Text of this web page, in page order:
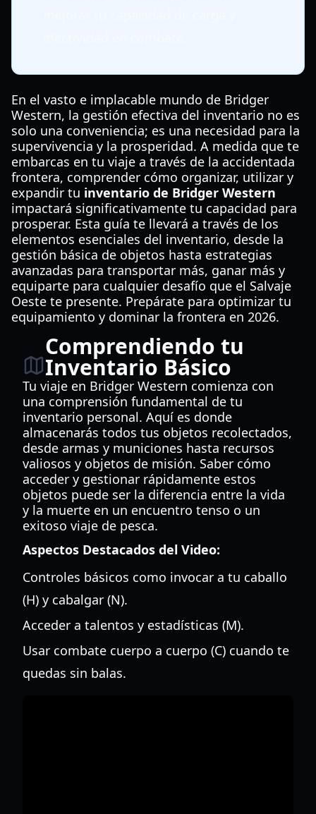
En el vasto e implacable mundo de Bridger
Western, la gestión efectiva del inventario no es
solo una conveniencia; es una necesidad para la
supervivencia y la prosperidad. A medida que te
embarcas en tu viaje a través de la accidentada
frontera, comprender cómo organizar, utilizar y
expandir tu inventario de Bridger Western
impactará significativamente tu capacidad para
prosperar. Esta guía te llevará a través de los
elementos esenciales del inventario, desde la
gestión básica de objetos hasta estrategias
avanzadas para transportar más, ganar más y
equiparte para cualquier desafío que el Salvaje
Oeste te presente. Prepárate para optimizar tu
equipamiento y dominar la frontera en 2026.
Comprendiendo tu
Inventario Básico
Tu viaje en Bridger Western comienza con
una comprensión fundamental de tu
inventario personal. Aquí es donde
almacenarás todos tus objetos recolectados,
desde armas y municiones hasta recursos
valiosos y objetos de misión. Saber cómo
acceder y gestionar rápidamente estos
objetos puede ser la diferencia entre la vida
y la muerte en un encuentro tenso o un
exitoso viaje de pesca.
Aspectos Destacados del Video:
Controles básicos como invocar a tu caballo
(H) y cabalgar (N).
Acceder a talentos y estadísticas (M).
Usar combate cuerpo a cuerpo (C) cuando te
quedas sin balas.